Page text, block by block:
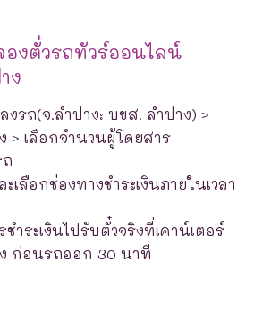
งตั๋วรถทัวร์ออนไลน์
ง
รถ(จ.ลำปาง: บขส. ลำปาง) >
> เลือกจำนวนผู้โดยสาร
เลือกช่องทางชำระเงินภายในเวลา
ำระเงินไปรับตั๋วจริงที่เคาน์เตอร์
ก่อนรถออก 30 นาที